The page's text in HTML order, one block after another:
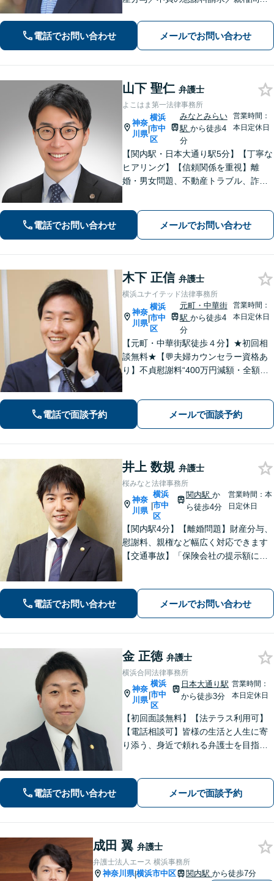
ーの顧問経験豊富」土地・建物の明渡
しや賃料回収など幅広くサポート【夜
間・休日面談可】【電話相談対応】
電話でお問い合わせ メールでお問い合わせ
山下 聖仁 弁護士
よこはま第一法律事務所
神奈
川県
|
横浜
市中
区
みなとみらい
駅 から徒歩4
分
営業時間：
本日定休日
【関内駅・日本大通り駅5分】【丁寧な
ヒアリング】【信頼関係を重視】離
婚・男女問題、不動産トラブル、詐
悩みにしっかり寄り添い、最善の解決
策を一緒に考えていきます。ぜひご相
電話でお問い合わせ メールでお問い合わせ
木下 正信 弁護士
横浜ユナイテッド法律事務所
神奈
川県
|
横浜
市中
区
元町・中華街
駅 から徒歩4
分
営業時間：
本日定休日
【元町・中華街駅徒歩４分】★初回相
談無料★【💬夫婦カウンセラー資格あ
り】不貞慰謝料“400万円減額・全額免
くりお聞きします【LINE・メール24時
間受付中】
電話で面談予約 メールで面談予約
井上 数規 弁護士
桜みなと法律事務所
神奈
川県
|
横浜
市中
区
関内駅 か
ら徒歩4分
営業時間：本
日定休日
【関内駅4分】【離婚問題】財産分与、
慰謝料、親権など幅広く対応できます
【交通事故】「保険会社の提示額に納
い！【分割払いOK】【初回面談60分無
料】【休日・夜間面談可】
電話でお問い合わせ メールでお問い合わせ
金 正徳 弁護士
横浜合同法律事務所
神奈
川県
|
横浜
市中
区
日本大通り駅
から徒歩3分
営業時間：
本日定休日
【初回面談無料】【法テラス利用可】
【電話相談可】皆様の生活と人生に寄
り添う、身近で頼れる弁護士を目指し
債務整理／刑事事件など、お任せくだ
さい。おひとりで悩みを抱えず、まず
電話でお問い合わせ メールで面談予約
成田 翼 弁護士
弁護士法人エース 横浜事務所
神奈川県|横浜市中区 関内駅 から徒歩7分